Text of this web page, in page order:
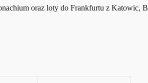
oraz loty do Frankfurtu z Katowic,